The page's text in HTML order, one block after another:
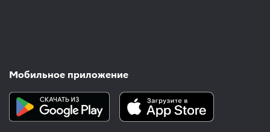
Мобильное приложение